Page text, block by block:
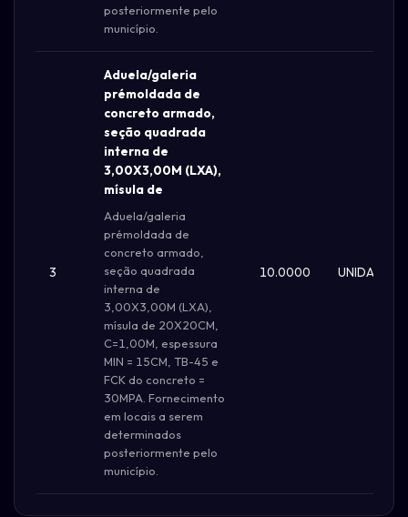
posteriormente pelo
município.
3
Aduela/galeria
prémoldada de
concreto armado,
seção quadrada
interna de
3,00X3,00M (LXA),
mísula de
Aduela/galeria
prémoldada de
concreto armado,
seção quadrada
interna de
3,00X3,00M (LXA),
mísula de 20X20CM,
C=1,00M, espessura
MIN = 15CM, TB-45 e
FCK do concreto =
30MPA. Fornecimento
em locais a serem
determinados
posteriormente pelo
município.
10.0000 UNIDADE